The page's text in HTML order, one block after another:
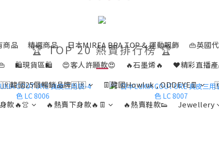
商品 精選商品 日本MIREA BRA TOP & 運動服飾
👜英國
🛍️現貨區🛍️ 😍客人許願款😍 🔥石墨烯🔥 ❤️精彩直播
韓國25個暢銷品牌🇰🇷 👖韓國Howluk , ODDEYE👖
款🔥👚 🔥熱賣下身款🔥👖 🔥熱賣鞋款👟 Jewellery
🏆 TOP 20 熱賣排行榜 🏆